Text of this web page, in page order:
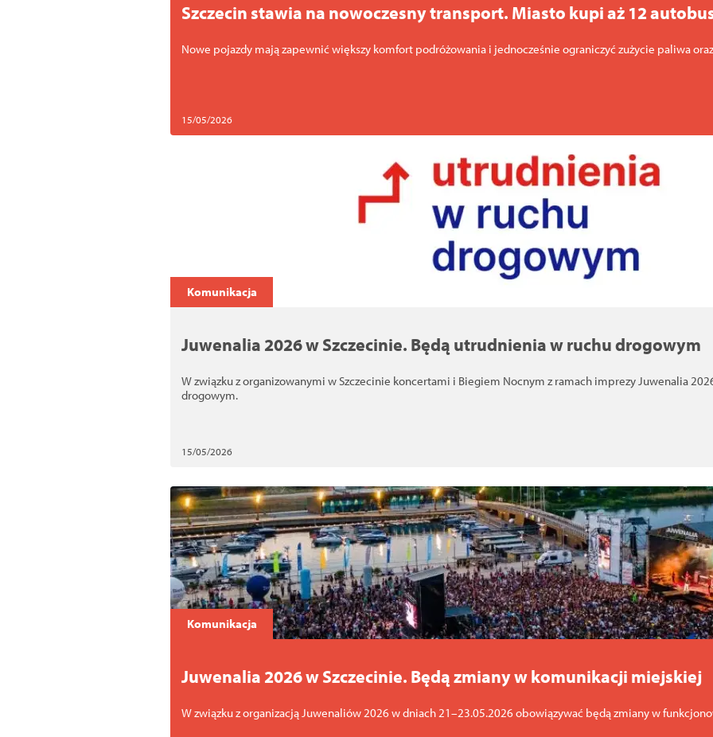
Szczecin stawia na nowoczesny transport. Miasto kupi aż 12
Nowe pojazdy mają zapewnić większy komfort podróżowania i jednocześnie ograniczyć zużycie paliwa
15/05/2026
Komunikacja
Juwenalia 2026 w Szczecinie. Będą utrudnienia w ruchu drogowym
W związku z organizowanymi w Szczecinie koncertami i Biegiem Nocnym z ramach imprezy Juwenalia
drogowym.
15/05/2026
Komunikacja
Juwenalia 2026 w Szczecinie. Będą zmiany w komunikacji miejskiej
W związku z organizacją Juwenaliów 2026 w dniach 21–23.05.2026 obowiązywać będą zmiany w